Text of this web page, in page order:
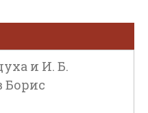
и И. Б.
Борис